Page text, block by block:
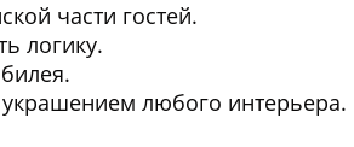
части гостей.
логику.
украшением любого интерьера.